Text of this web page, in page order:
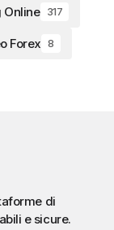
Online 317
Forex 8
di
e sicure.